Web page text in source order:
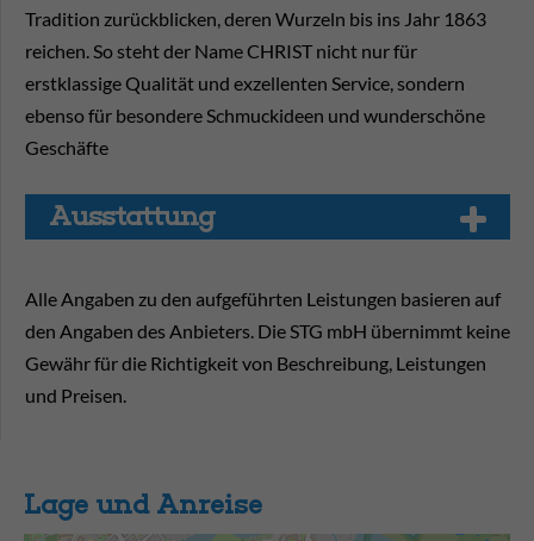
Tradition zurückblicken, deren Wurzeln bis ins Jahr 1863
reichen. So steht der Name CHRIST nicht nur für
erstklassige Qualität und exzellenten Service, sondern
ebenso für besondere Schmuckideen und wunderschöne
Geschäfte
Aus­stat­tung
Alle Angaben zu den aufgeführten Leistungen basieren auf
den Angaben des Anbieters. Die STG mbH übernimmt keine
Gewähr für die Richtigkeit von Beschreibung, Leistungen
und Preisen.
Lage und Anreise